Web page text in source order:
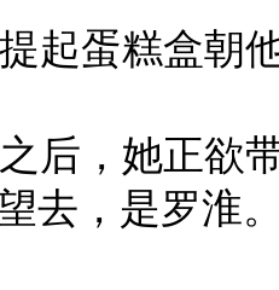
起蛋糕盒朝
后，她正欲
去，是罗淮